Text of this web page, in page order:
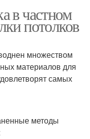
в частном
потолков
множеством
материалов для
самых
методы